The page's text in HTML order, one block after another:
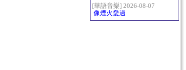
- かたち(Katachi)
[華語音樂] 2026-08-07
像煙火愛過